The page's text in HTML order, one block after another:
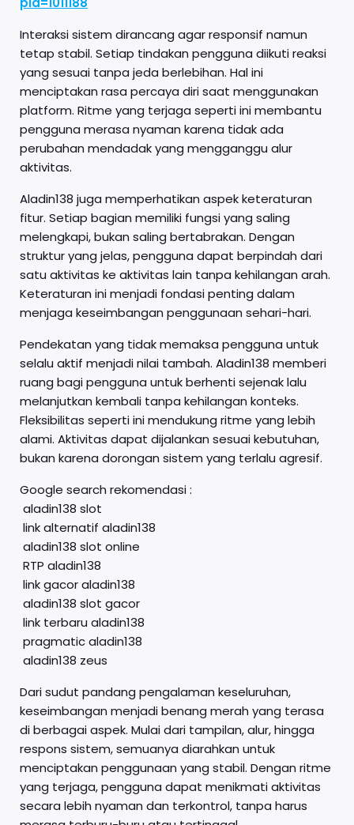
Interaksi sistem dirancang agar responsif namun
tetap stabil. Setiap tindakan pengguna diikuti reaksi
yang sesuai tanpa jeda berlebihan. Hal ini
menciptakan rasa percaya diri saat menggunakan
platform. Ritme yang terjaga seperti ini membantu
pengguna merasa nyaman karena tidak ada
perubahan mendadak yang mengganggu alur
aktivitas.
Aladin138 juga memperhatikan aspek keteraturan
fitur. Setiap bagian memiliki fungsi yang saling
melengkapi, bukan saling bertabrakan. Dengan
struktur yang jelas, pengguna dapat berpindah dari
satu aktivitas ke aktivitas lain tanpa kehilangan arah.
Keteraturan ini menjadi fondasi penting dalam
menjaga keseimbangan penggunaan sehari-hari.
Pendekatan yang tidak memaksa pengguna untuk
selalu aktif menjadi nilai tambah. Aladin138 memberi
ruang bagi pengguna untuk berhenti sejenak lalu
melanjutkan kembali tanpa kehilangan konteks.
Fleksibilitas seperti ini mendukung ritme yang lebih
alami. Aktivitas dapat dijalankan sesuai kebutuhan,
bukan karena dorongan sistem yang terlalu agresif.
Google search rekomendasi :
aladin138 slot
link alternatif aladin138
aladin138 slot online
RTP aladin138
link gacor aladin138
aladin138 slot gacor
link terbaru aladin138
pragmatic aladin138
aladin138 zeus
Dari sudut pandang pengalaman keseluruhan,
keseimbangan menjadi benang merah yang terasa
di berbagai aspek. Mulai dari tampilan, alur, hingga
respons sistem, semuanya diarahkan untuk
menciptakan penggunaan yang stabil. Dengan ritme
yang terjaga, pengguna dapat menikmati aktivitas
secara lebih nyaman dan terkontrol, tanpa harus